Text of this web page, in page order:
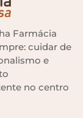
Farmácia
cuidar de
e
no centro